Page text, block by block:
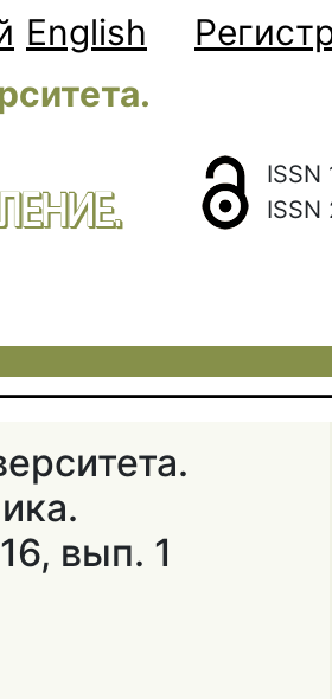
English
ISSN
ISSN
вып. 1